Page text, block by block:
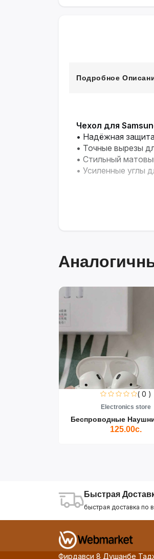
Подробное
Чехол для
• Надёжная
• Точные вырезы
• Стильный
• Усиленные углы
( 0 )
Electronics store
Беспроводные
125.00с.
Быстрая
быстрая доставка по
Фирдавси 8 Душанбе